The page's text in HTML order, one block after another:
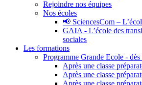
Rejoindre nos équipes
Nos écoles
📢 SciencesCom –
GAIA - L’école des
sociales
Les formations
Programme Grande Ecole - dès
Après une classe
Après une classe
Après une classe